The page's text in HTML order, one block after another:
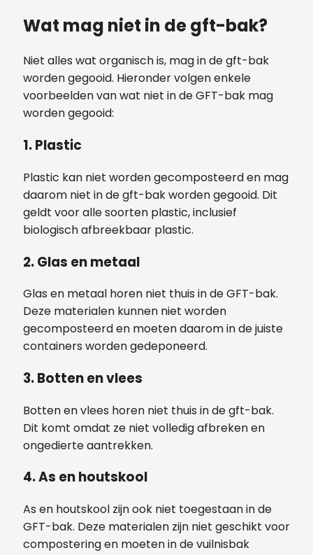
Wat mag niet in de gft-bak?
Niet alles wat organisch is, mag in de gft-bak
worden gegooid. Hieronder volgen enkele
voorbeelden van wat niet in de GFT-bak mag
worden gegooid:
1. Plastic
Plastic kan niet worden gecomposteerd en mag
daarom niet in de gft-bak worden gegooid. Dit
geldt voor alle soorten plastic, inclusief
biologisch afbreekbaar plastic.
2. Glas en metaal
Glas en metaal horen niet thuis in de GFT-bak.
Deze materialen kunnen niet worden
gecomposteerd en moeten daarom in de juiste
containers worden gedeponeerd.
3. Botten en vlees
Botten en vlees horen niet thuis in de gft-bak.
Dit komt omdat ze niet volledig afbreken en
ongedierte aantrekken.
4. As en houtskool
As en houtskool zijn ook niet toegestaan in de
GFT-bak. Deze materialen zijn niet geschikt voor
compostering en moeten in de vuilnisbak